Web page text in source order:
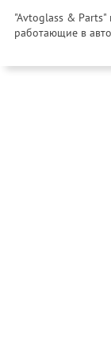
"Avtoglass & Parts"
работающие в